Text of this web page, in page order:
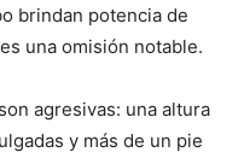
brindan potencia de
una omisión notable.
agresivas: una altura
y más de un pie